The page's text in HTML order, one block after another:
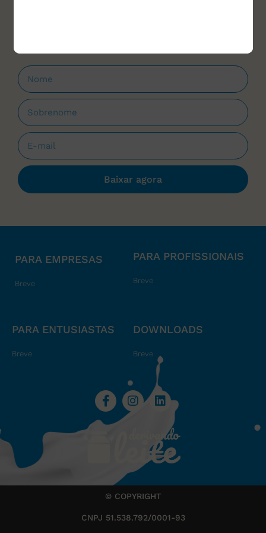
Baixar agora
PARA EMPRESAS
Breve
PARA PROFISSIONAIS
Breve
PARA ENTUSIASTAS
Breve
DOWNLOADS
Breve
© COPYRIGHT
CNPJ 51.538.792/0001-93